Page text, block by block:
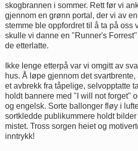
skogbrannen i sommer. Rett før vi
gjennom en grønn portal, der vi av
stemme ble oppfordret til å ta på oss
skulle vi danne en "Runner's
de etterlatte.
Ikke lenge etterpå var vi omgitt av
hus. Å løpe gjennom det
et avbrekk fra tåpelige, selvopptatte
holdt bannere med "I will not forget"
og engelsk. Sorte ballonger fløy i
sortkledde publikummere holdt
mistet. Tross sorgen heiet og
inntrykk!